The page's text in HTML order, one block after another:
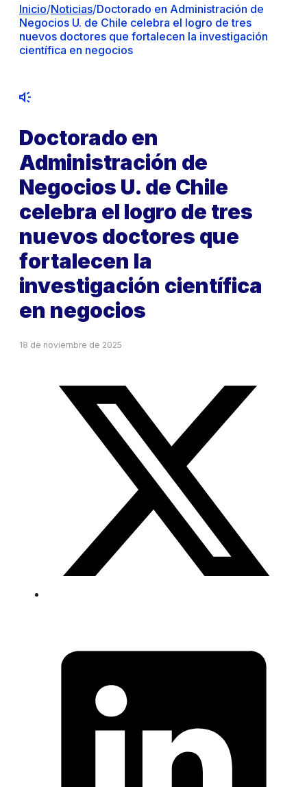
Inicio/Noticias/Doctorado en Administración de
Negocios U. de Chile celebra el logro de tres
nuevos doctores que fortalecen la investigación
científica en negocios
Doctorado en
Administración de
Negocios U. de Chile
celebra el logro de tres
nuevos doctores que
fortalecen la
investigación científica
en negocios
18 de noviembre de 2025